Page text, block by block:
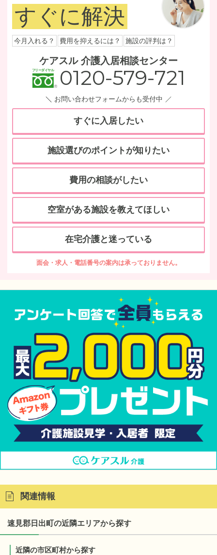
すぐに解決
今月入れる？ 費用を抑えるには？ 施設の評判は？
ケアスル 介護入居相談センター
0120-579-721
お問い合わせフォームからも受付中
すぐに入居したい
施設選びのポイントが知りたい
費用の相談がしたい
空室がある施設を教えてほしい
在宅介護と迷っている
面会・求人・電話番号の案内は承っておりません。
関連情報
速見郡日出町の近隣エリアから探す
近隣の市区町村から探す